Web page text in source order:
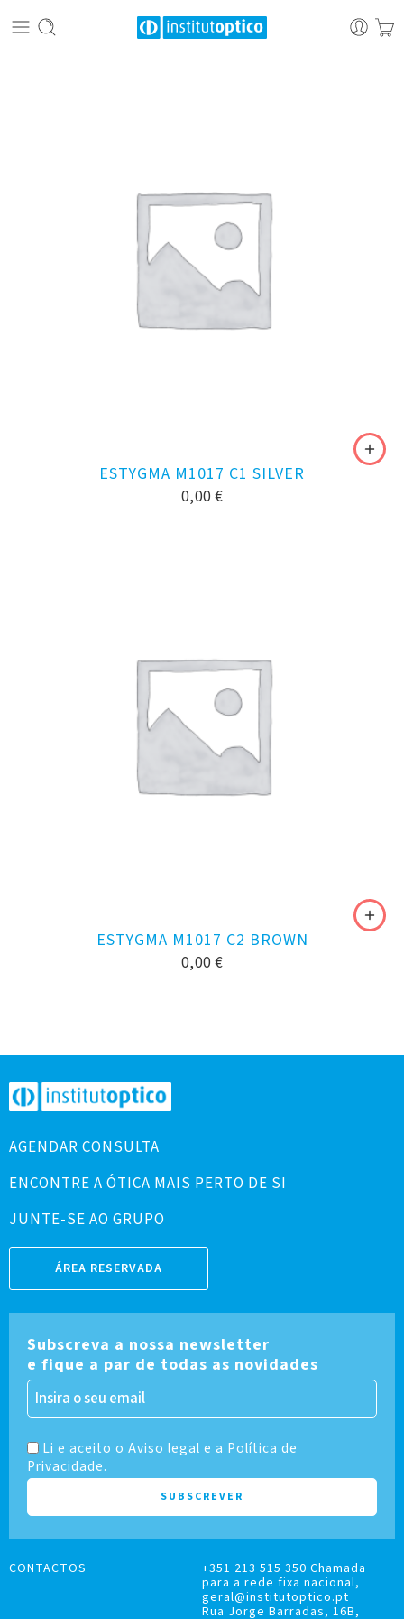
ESTYGMA M1017 C1 SILVER
0,00 €
ESTYGMA M1017 C2 BROWN
0,00 €
AGENDAR CONSULTA
ENCONTRE A ÓTICA MAIS PERTO DE SI
JUNTE-SE AO GRUPO
ÁREA RESERVADA
Subscreva a nossa newsletter
e fique a par de todas as novidades
Li e aceito o Aviso legal e a Política de
Privacidade.
CONTACTOS
+351 213 515 350 Chamada
para a rede fixa nacional,
geral@institutoptico.pt
Rua Jorge Barradas, 16B,